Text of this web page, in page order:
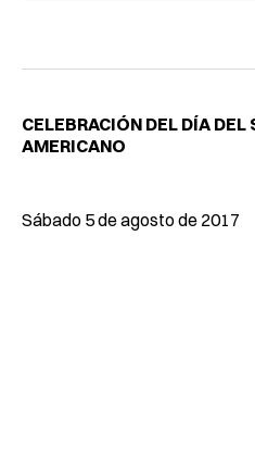
CELEBRACIÓN DEL DÍA DEL
AMERICANO
Sábado 5 de agosto de 2017